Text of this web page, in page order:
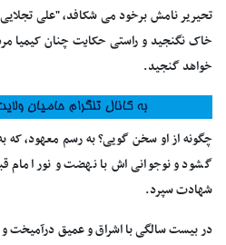
تحیریر نامش برخود می شکافد، "علی
خاک نگنجید و راستی حکایت چنان کیمیا
خواهد گنجید.
گشود و نوجوانی اش با نهضت و نور امام
شهادت سپرد.
در بیست سالگی با اشراق و عمیق درآمیخت